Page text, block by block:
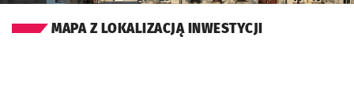
MAPA Z LOKALIZACJĄ INWESTYCJI